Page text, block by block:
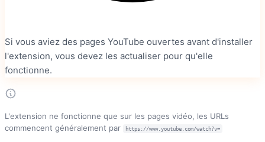
Si vous aviez des pages YouTube ouvertes avant d'installer
l'extension, vous devez les actualiser pour qu'elle
fonctionne.
L'extension ne fonctionne que sur les pages vidéo, les URLs
commencent généralement par
https://www.youtube.com/watch?v=